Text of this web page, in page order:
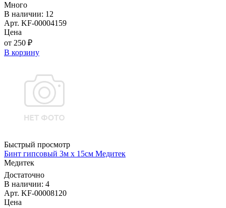
Много
В наличии: 12
Арт. KF-00004159
Цена
от 250 ₽
В корзину
Быстрый просмотр
Бинт гипсовый 3м х 15см Медитек
Медитек
Достаточно
В наличии: 4
Арт. KF-00008120
Цена